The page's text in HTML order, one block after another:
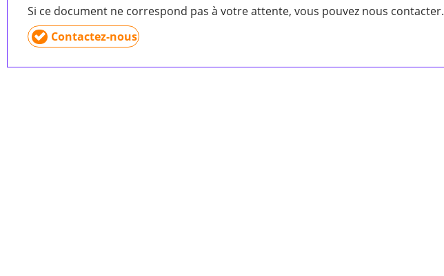
Si ce document ne correspond pas à votre attente, vous pouvez nous contacter.
Contactez-nous